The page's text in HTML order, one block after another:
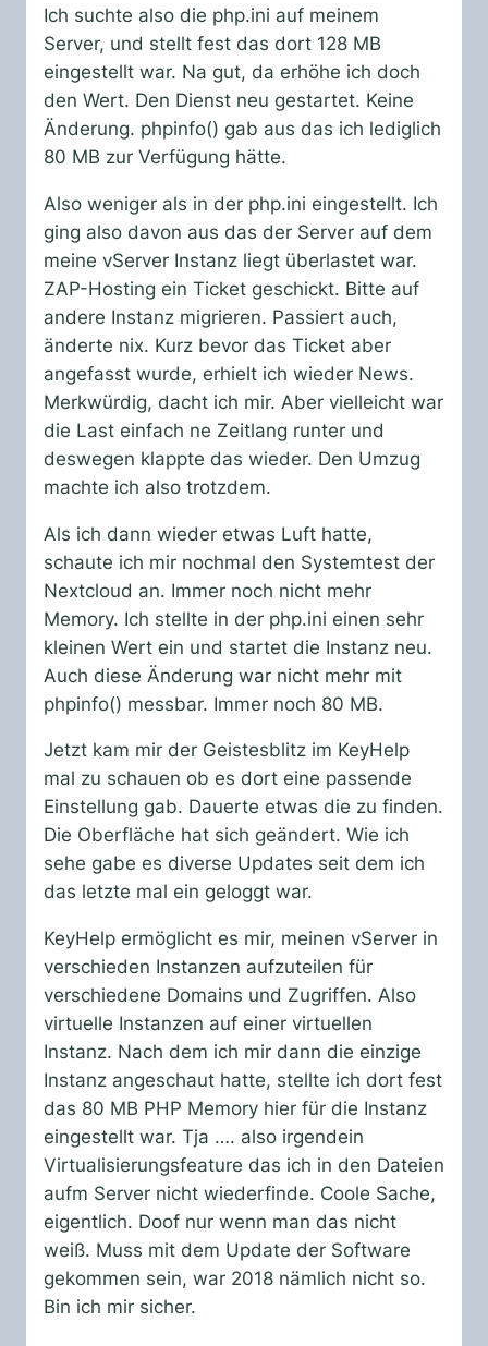
Ich suchte also die php.ini auf meinem
Server, und stellt fest das dort 128 MB
eingestellt war. Na gut, da erhöhe ich doch
den Wert. Den Dienst neu gestartet. Keine
Änderung. phpinfo() gab aus das ich lediglich
80 MB zur Verfügung hätte.
Also weniger als in der php.ini eingestellt. Ich
ging also davon aus das der Server auf dem
meine vServer Instanz liegt überlastet war.
ZAP-Hosting ein Ticket geschickt. Bitte auf
andere Instanz migrieren. Passiert auch,
änderte nix. Kurz bevor das Ticket aber
angefasst wurde, erhielt ich wieder News.
Merkwürdig, dacht ich mir. Aber vielleicht war
die Last einfach ne Zeitlang runter und
deswegen klappte das wieder. Den Umzug
machte ich also trotzdem.
Als ich dann wieder etwas Luft hatte,
schaute ich mir nochmal den Systemtest der
Nextcloud an. Immer noch nicht mehr
Memory. Ich stellte in der php.ini einen sehr
kleinen Wert ein und startet die Instanz neu.
Auch diese Änderung war nicht mehr mit
phpinfo() messbar. Immer noch 80 MB.
Jetzt kam mir der Geistesblitz im KeyHelp
mal zu schauen ob es dort eine passende
Einstellung gab. Dauerte etwas die zu finden.
Die Oberfläche hat sich geändert. Wie ich
sehe gabe es diverse Updates seit dem ich
das letzte mal ein geloggt war.
KeyHelp ermöglicht es mir, meinen vServer in
verschieden Instanzen aufzuteilen für
verschiedene Domains und Zugriffen. Also
virtuelle Instanzen auf einer virtuellen
Instanz. Nach dem ich mir dann die einzige
Instanz angeschaut hatte, stellte ich dort fest
das 80 MB PHP Memory hier für die Instanz
eingestellt war. Tja …. also irgendein
Virtualisierungsfeature das ich in den Dateien
aufm Server nicht wiederfinde. Coole Sache,
eigentlich. Doof nur wenn man das nicht
weiß. Muss mit dem Update der Software
gekommen sein, war 2018 nämlich nicht so.
Bin ich mir sicher.